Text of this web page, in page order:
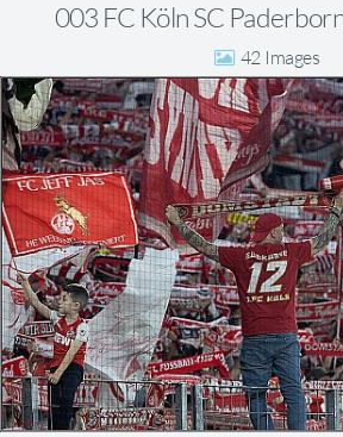
003 FC Köln SC
42